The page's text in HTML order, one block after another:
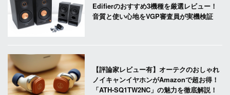
Edifierのおすすめ3機種を厳選レビュー！
音質と使い心地をVGP審査員が実機検証
【評論家レビュー有】オーテクのおしゃれ
ノイキャンイヤホンがAmazonで超お得！
「ATH-SQ1TW2NC」の魅力を徹底解説！